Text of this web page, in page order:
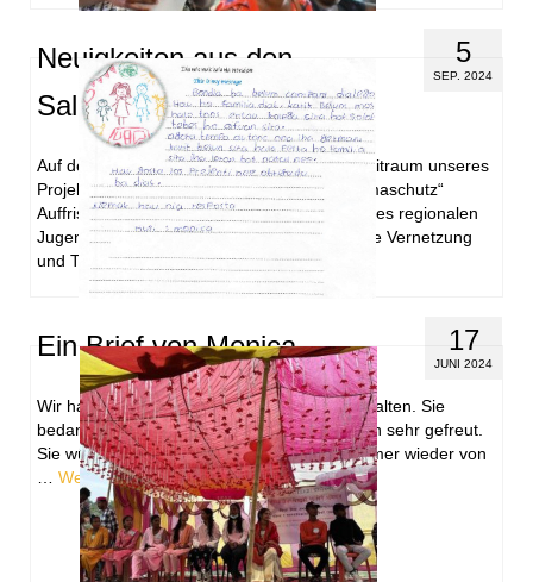
5
SEP. 2024
Neuigkeiten aus den
Salomonen
Auf den Salomonen konnten im 4. Berichtszeitraum unseres
Projekts „Mädchen und junge Frauen für Klimaschutz“
Auffrischungs-Workshop für 27 Mitglieder eines regionalen
Jugendkommitees angeboten werden, um die Vernetzung
und Teilnahme an … Weiterlesen
17
JUNI 2024
Ein Brief von Monica
Wir haben erneut einen Brief von Monica erhalten. Sie
bedankt sich für unser Geschenk und hat sich sehr gefreut.
Sie wünscht uns alles Gute und freut sich immer wieder von
Weiterlesen